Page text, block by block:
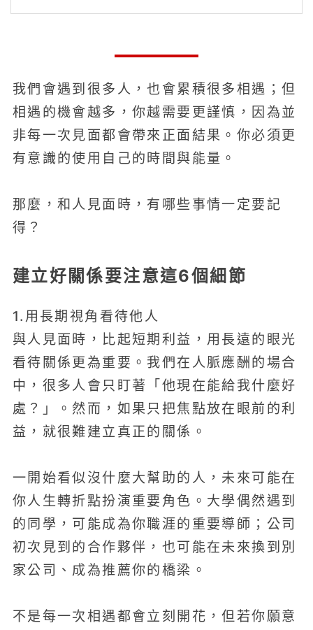
我們會遇到很多人，也會累積很多相遇；但
相遇的機會越多，你越需要更謹慎，因為並
非每一次見面都會帶來正面結果。你必須更
有意識的使用自己的時間與能量。
那麼，和人見面時，有哪些事情一定要記
得？
建立好關係要注意這6個細節
1.用長期視角看待他人
與人見面時，比起短期利益，用長遠的眼光
看待關係更為重要。我們在人脈應酬的場合
中，很多人會只盯著「他現在能給我什麼好
處？」。然而，如果只把焦點放在眼前的利
益，就很難建立真正的關係。
一開始看似沒什麼大幫助的人，未來可能在
你人生轉折點扮演重要角色。大學偶然遇到
的同學，可能成為你職涯的重要導師；公司
初次見到的合作夥伴，也可能在未來換到別
家公司、成為推薦你的橋梁。
不是每一次相遇都會立刻開花，但若你願意